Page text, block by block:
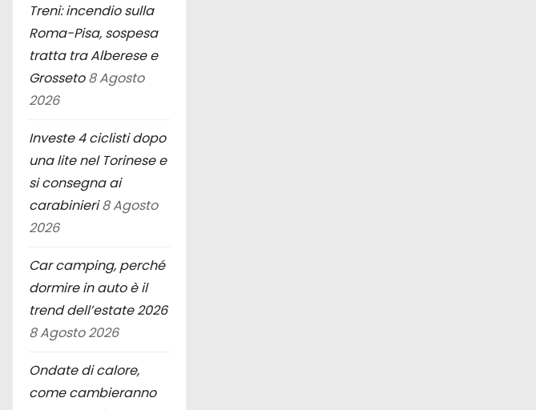
Treni: incendio sulla
Roma-Pisa, sospesa
tratta tra Alberese e
Grosseto 8 Agosto
2026
Investe 4 ciclisti dopo
una lite nel Torinese e
si consegna ai
carabinieri 8 Agosto
2026
Car camping, perché
dormire in auto è il
trend dell’estate 2026
8 Agosto 2026
Ondate di calore,
come cambieranno